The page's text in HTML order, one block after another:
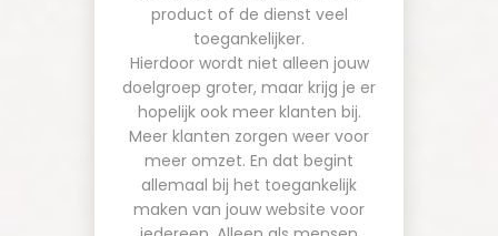
product of de dienst veel
toegankelijker.
Hierdoor wordt niet alleen jouw
doelgroep groter, maar krijg je er
hopelijk ook meer klanten bij.
Meer klanten zorgen weer voor
meer omzet. En dat begint
allemaal bij het toegankelijk
maken van jouw website voor